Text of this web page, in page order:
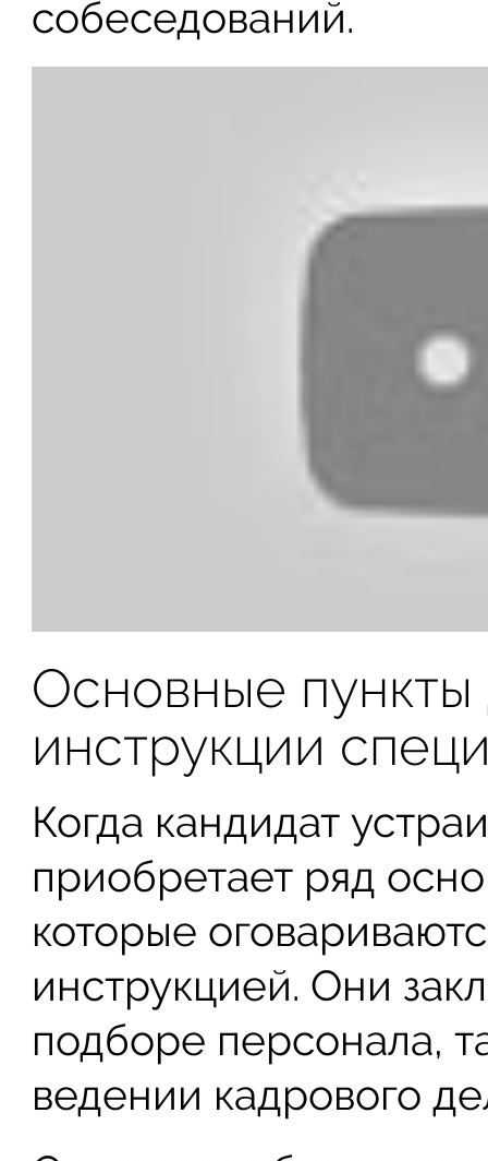
собеседований.
Основные
инструкции
Когда кандидат
приобретает ряд
которые
инструкцией. Они
подборе персонала,
ведении кадрового